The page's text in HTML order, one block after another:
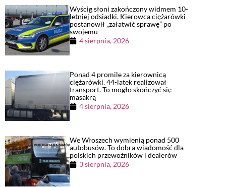
Wyścig słoni zakończony widmem 10-
letniej odsiadki. Kierowca ciężarówki
postanowił „załatwić sprawę” po
swojemu
4 sierpnia, 2026
Ponad 4 promile za kierownicą
ciężarówki. 44-latek realizował
transport. To mogło skończyć się
masakrą
4 sierpnia, 2026
We Włoszech wymienią ponad 500
autobusów. To dobra wiadomość dla
polskich przewoźników i dealerów
3 sierpnia, 2026